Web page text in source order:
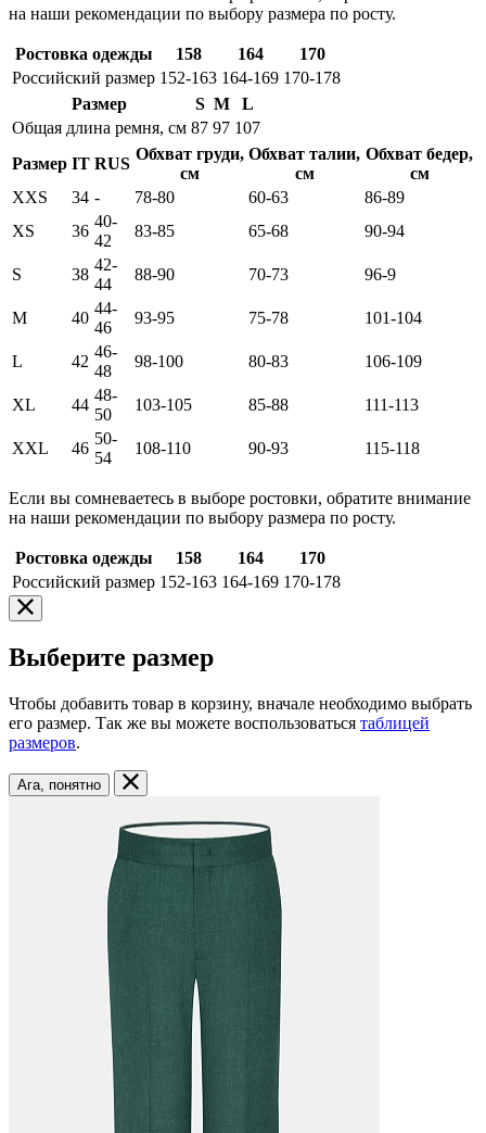
на наши рекомендации по выбору размера по росту.
Ростовка одежды 158 164
170
Российский размер 152-163 164-169 170-178
Размер
S M
L
Общая длина ремня, см 87 97 107
Размер IT RUS
Обхват груди,
см
Обхват талии,
см
Обхват бедер,
см
XXS
34 - 78-80 60-63
86-89
XS
36
40-
42
83-85 65-68 90-94
S 38
42-
44
88-90 70-73 96-9
M 40
44-
46
93-95 75-78 101-104
L 42
46-
48
98-100 80-83 106-109
XL 44
48-
50
103-105 85-88 111-113
XXL 46
50-
54
108-110 90-93 115-118
Если вы сомневаетесь в выборе ростовки, обратите внимание
на наши рекомендации по выбору размера по росту.
Ростовка одежды 158 164
170
Российский размер 152-163 164-169 170-178
Выберите размер
Чтобы добавить товар в корзину, вначале необходимо выбрать
его размер. Так же вы можете воспользоваться таблицей
размеров.
Ага, понятно